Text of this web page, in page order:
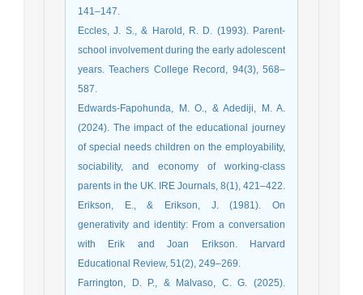
141–147.
Eccles, J. S., & Harold, R. D. (1993). Parent-
school involvement during the early adolescent
years. Teachers College Record, 94(3), 568–
587.
Edwards-Fapohunda, M. O., & Adediji, M. A.
(2024). The impact of the educational journey
of special needs children on the employability,
sociability, and economy of working-class
parents in the UK. IRE Journals, 8(1), 421–422.
Erikson, E., & Erikson, J. (1981). On
generativity and identity: From a conversation
with Erik and Joan Erikson. Harvard
Educational Review, 51(2), 249–269.
Farrington, D. P., & Malvaso, C. G. (2025).